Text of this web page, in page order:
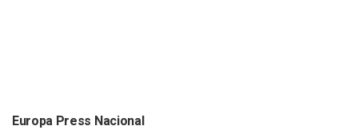
Europa Press Nacional